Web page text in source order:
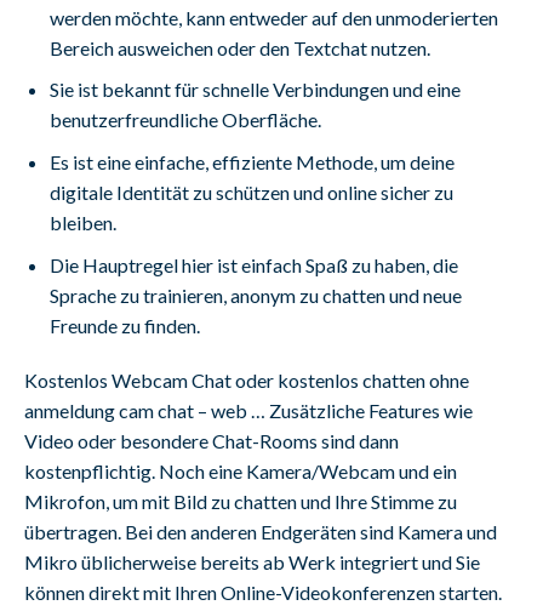
werden möchte, kann entweder auf den unmoderierten
Bereich ausweichen oder den Textchat nutzen.
Sie ist bekannt für schnelle Verbindungen und eine
benutzerfreundliche Oberfläche.
Es ist eine einfache, effiziente Methode, um deine
digitale Identität zu schützen und online sicher zu
bleiben.
Die Hauptregel hier ist einfach Spaß zu haben, die
Sprache zu trainieren, anonym zu chatten und neue
Freunde zu finden.
Kostenlos Webcam Chat oder kostenlos chatten ohne
anmeldung cam chat – web … Zusätzliche Features wie
Video oder besondere Chat-Rooms sind dann
kostenpflichtig. Noch eine Kamera/Webcam und ein
Mikrofon, um mit Bild zu chatten und Ihre Stimme zu
übertragen. Bei den anderen Endgeräten sind Kamera und
Mikro üblicherweise bereits ab Werk integriert und Sie
können direkt mit Ihren Online-Videokonferenzen starten.